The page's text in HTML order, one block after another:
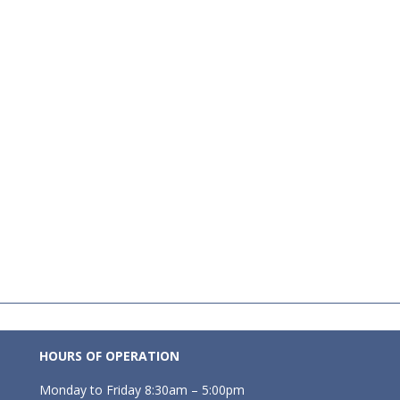
HOURS OF OPERATION
Monday to Friday 8:30am – 5:00pm